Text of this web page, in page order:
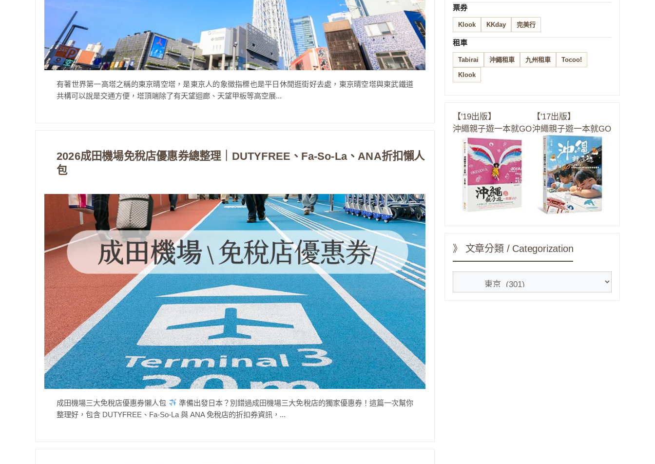
有著世界第一高塔之稱的東京晴空塔，是東京人的象徵指標也是平日休閒逛街好去處，東京晴空塔與東武鐵道
共構可以說是交通方便，塔頂端除了有天望迴廊、天望甲板等高空展...
2026成田機場免稅店優惠券總整理｜DUTYFREE、Fa-So-La、ANA折扣懶人
包
成田機場三大免稅店優惠券懶人包
準備出發日本？別錯過成田機場三大免稅店的獨家優惠券！這篇一次幫你
整理好，包含 DUTYFREE、Fa-So-La 與 ANA 免稅店的折扣券資訊，...
票券
Klook KKday 完美行
租車
Tabirai 沖繩租車 九州租車 Tocoo!
Klook
【'19出版】
沖繩親子遊一本就GO
【'17出版】
沖繩親子遊一本就GO
》 文章分類 / Categorization